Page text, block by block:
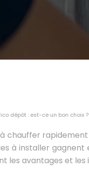
dépôt : est-ce un bon choix ?
chauffer
à installer
les avantages et les